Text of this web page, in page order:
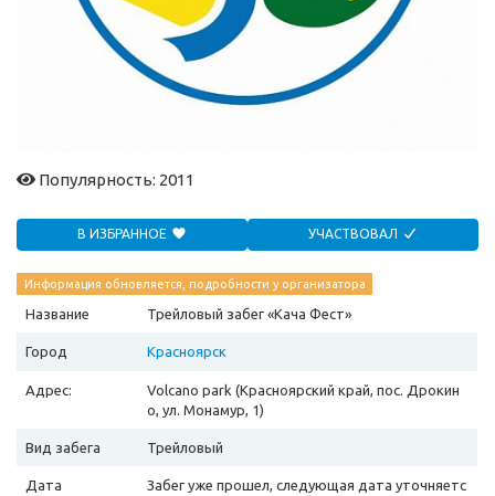
Популярность: 2011
В ИЗБРАННОЕ УЧАСТВОВАЛ
Информация обновляется, подробности у организатора
Название Трейловый забег «Кача Фест»
Город Красноярск
Адрес:
Volcano park (Красноярский край, пос. Дрокин
о, ул. Монамур, 1)
Вид забега Трейловый
Дата
Забег уже прошел, следующая дата уточняетс